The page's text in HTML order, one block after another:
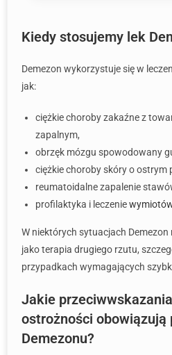
Kiedy stosujemy lek
Demezon wykorzystuje się w
jak:
ciężkie choroby zakaźne z
zapalnym,
obrzęk mózgu spowodowany
ciężkie choroby skóry o ostrym
reumatoidalne zapalenie
profilaktyka i leczenie
W niektórych sytuacjach
jako terapia drugiego rzutu,
przypadkach wymagających
Jakie
ostrożności obowiązują
Demezonu?